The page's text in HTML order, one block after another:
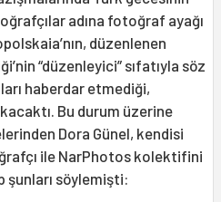
adına fotoğraf ayağı
düzenlenen
“düzenleyici” sıfatıyla söz
haberdar etmediği,
Bu durum üzerine
Dora Günel, kendisi
ile NarPhotos kolektifini
şunları söylemişti: